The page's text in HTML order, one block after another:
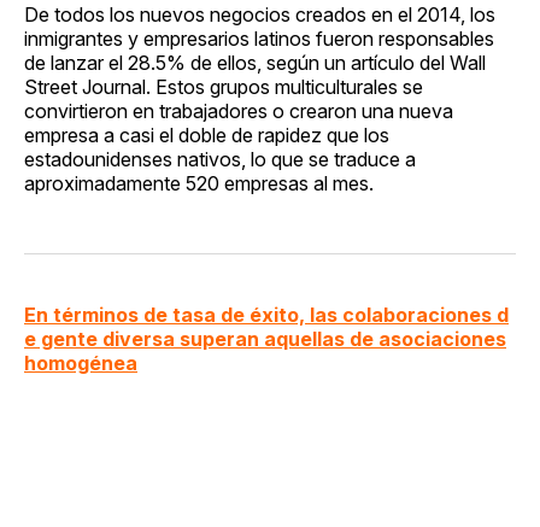
De todos los nuevos negocios creados en el 2014, los
inmigrantes y empresarios latinos fueron responsables
de lanzar el 28.5% de ellos, según un artículo del Wall
Street Journal. Estos grupos multiculturales se
convirtieron en trabajadores o crearon una nueva
empresa a casi el doble de rapidez que los
estadounidenses nativos, lo que se traduce a
aproximadamente 520 empresas al mes.
En términos de tasa de éxito, las colaboraciones d
e gente diversa superan aquellas de asociaciones
homogénea